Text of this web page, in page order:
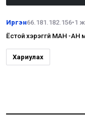
Иргэн66.181.182.156•1
Ёстой хэрэггүй МАН -
Хариулах